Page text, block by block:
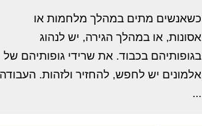
כשאנשים מתים במהלך מלחמות או
אסונות, או במהלך הגירה, יש לנהוג
בגופותיהם בכבוד. את שרידי גופותיהם של
אלמונים יש לחפש, להחזיר ולזהות. העבודה
...